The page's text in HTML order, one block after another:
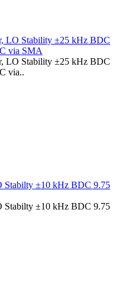
LO Stability ±25 kHz BDC
via SMA
LO Stability ±25 kHz BDC
via..
Stabilty ±10 kHz BDC 9.75
Stabilty ±10 kHz BDC 9.75